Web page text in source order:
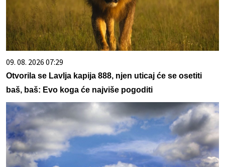
09. 08. 2026 07:29
Otvorila se Lavlja kapija 888, njen uticaj će se osetiti
baš, baš: Evo koga će najviše pogoditi